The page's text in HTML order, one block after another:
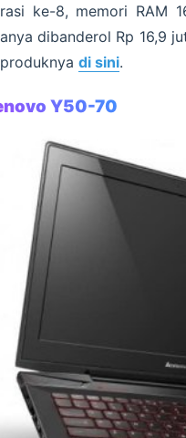
ke-8, memori RAM
dibanderol Rp 16,9
di sini.
Y50-70